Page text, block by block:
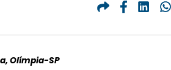
Olímpia-SP